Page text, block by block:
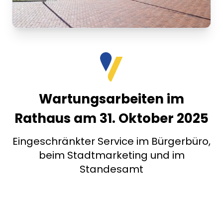
Wartungsarbeiten im
Rathaus am 31. Oktober 2025
Eingeschränkter Service im Bürgerbüro,
beim Stadtmarketing und im
Standesamt